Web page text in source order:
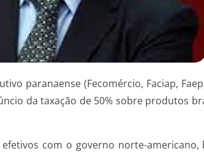
paranaense (Fecomércio, Faciap,
da taxação de 50% sobre produtos
com o governo norte-americano,